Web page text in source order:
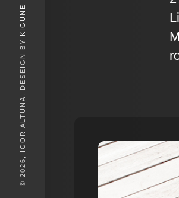
© 2026, IGOR ALTUNA. DESEIGN BY
KIGUNE